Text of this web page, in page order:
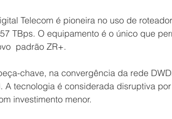
Telecom é pioneira no uso de
TBps. O equipamento é o único que
padrão ZR+.
chave, na convergência da rede
A tecnologia é considerada disruptiva
investimento menor.